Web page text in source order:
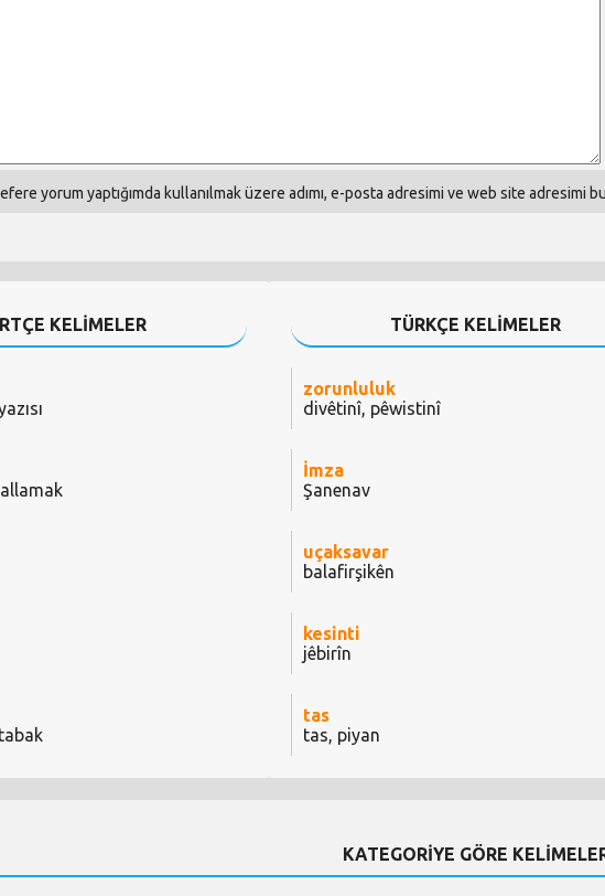
yorum yaptığımda kullanılmak üzere adımı, e-posta adresimi ve web site adresimi
KELİMELER TÜRKÇE KELİMELER
zorunluluk
divêtinî, pêwistinî
İmza
Şanenav
uçaksavar
balafirşikên
kesinti
jêbirîn
tas
tas, piyan
KATEGORİYE GÖRE